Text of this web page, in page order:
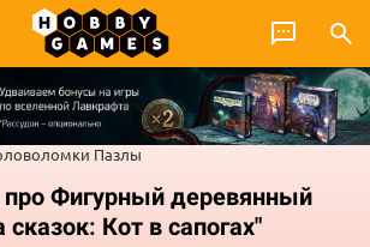
Пазлы
Фигурный деревянный
сказок: Кот в сапогах"